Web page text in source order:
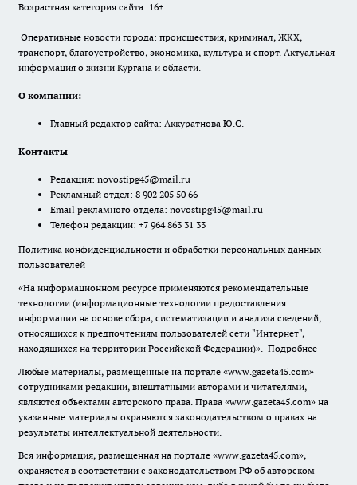
Возрастная категория сайта: 16+
Оперативные новости города: происшествия, криминал, ЖКХ,
транспорт, благоустройство, экономика, культура и спорт. Актуальная
информация о жизни Кургана и области.
О компании:
Главный редактор сайта: Аккуратнова Ю.С.
Контакты
Редакция: novostipg45@mail.ru
Рекламный отдел: 8 902 205 50 66
Email рекламного отдела: novostipg45@mail.ru
Телефон редакции: +7 964 863 31 33
Политика конфиденциальности и обработки персональных данных
пользователей
«На информационном ресурсе применяются рекомендательные
технологии (информационные технологии предоставления
информации на основе сбора, систематизации и анализа сведений,
относящихся к предпочтениям пользователей сети "Интернет",
находящихся на территории Российской Федерации)». Подробнее
Любые материалы, размещенные на портале «www.gazeta45.com»
сотрудниками редакции, внештатными авторами и читателями,
являются объектами авторского права. Права «www.gazeta45.com» на
указанные материалы охраняются законодательством о правах на
результаты интеллектуальной деятельности.
Вся информация, размещенная на портале «www.gazeta45.com»,
охраняется в соответствии с законодательством РФ об авторском